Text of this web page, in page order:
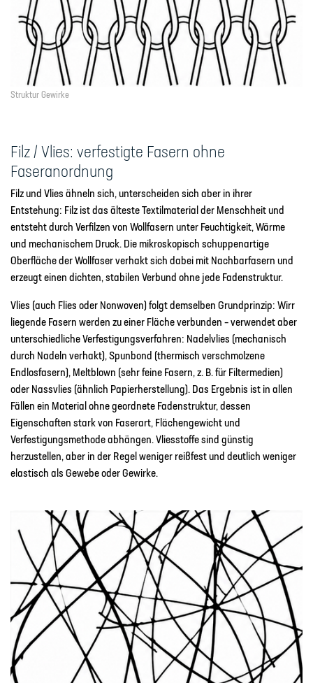
Struktur Gewirke
Filz / Vlies: verfestigte Fasern ohne
Faseranordnung
Filz und Vlies ähneln sich, unterscheiden sich aber in ihrer
Entstehung: Filz ist das älteste Textilmaterial der Menschheit und
entsteht durch Verfilzen von Wollfasern unter Feuchtigkeit, Wärme
und mechanischem Druck. Die mikroskopisch schuppenartige
Oberfläche der Wollfaser verhakt sich dabei mit Nachbarfasern und
erzeugt einen dichten, stabilen Verbund ohne jede Fadenstruktur.
Vlies (auch Flies oder Nonwoven) folgt demselben Grundprinzip: Wirr
liegende Fasern werden zu einer Fläche verbunden – verwendet aber
unterschiedliche Verfestigungsverfahren: Nadelvlies (mechanisch
durch Nadeln verhakt), Spunbond (thermisch verschmolzene
Endlosfasern), Meltblown (sehr feine Fasern, z. B. für Filtermedien)
oder Nassvlies (ähnlich Papierherstellung). Das Ergebnis ist in allen
Fällen ein Material ohne geordnete Fadenstruktur, dessen
Eigenschaften stark von Faserart, Flächengewicht und
Verfestigungsmethode abhängen. Vliesstoffe sind günstig
herzustellen, aber in der Regel weniger reißfest und deutlich weniger
elastisch als Gewebe oder Gewirke.